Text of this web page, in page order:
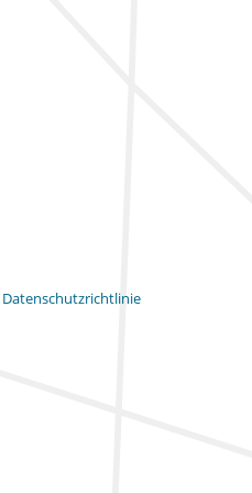
Datenschutzrichtlinie